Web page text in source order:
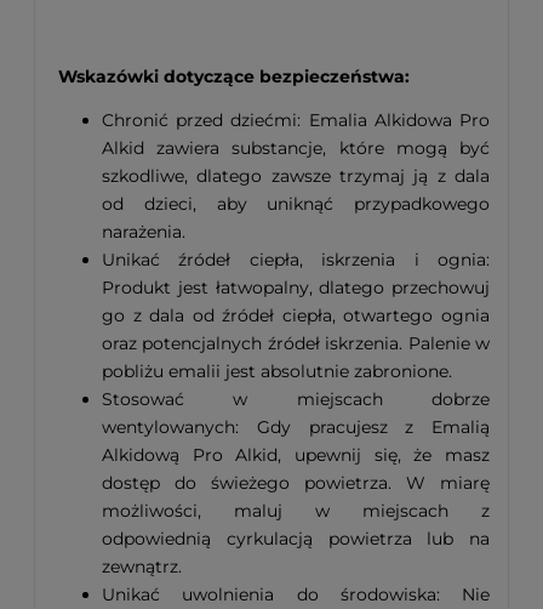
Wskazówki dotyczące bezpieczeństwa:
Chronić przed dziećmi: Emalia Alkidowa Pro
Alkid zawiera substancje, które mogą być
szkodliwe, dlatego zawsze trzymaj ją z dala
od dzieci, aby uniknąć przypadkowego
narażenia.
Unikać źródeł ciepła, iskrzenia i ognia:
Produkt jest łatwopalny, dlatego przechowuj
go z dala od źródeł ciepła, otwartego ognia
oraz potencjalnych źródeł iskrzenia. Palenie w
pobliżu emalii jest absolutnie zabronione.
Stosować w miejscach dobrze
wentylowanych: Gdy pracujesz z Emalią
Alkidową Pro Alkid, upewnij się, że masz
dostęp do świeżego powietrza. W miarę
możliwości, maluj w miejscach z
odpowiednią cyrkulacją powietrza lub na
zewnątrz.
Unikać uwolnienia do środowiska: Nie